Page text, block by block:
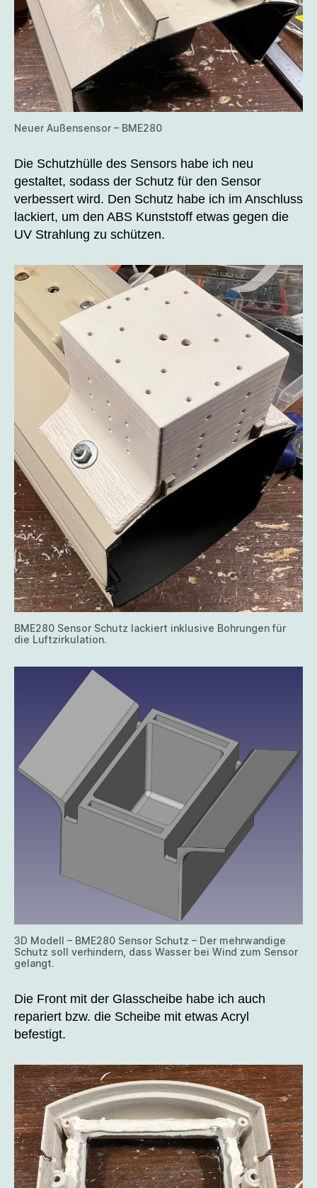
Neuer Außensensor – BME280
Die Schutzhülle des Sensors habe ich neu
gestaltet, sodass der Schutz für den Sensor
verbessert wird. Den Schutz habe ich im Anschluss
lackiert, um den ABS Kunststoff etwas gegen die
UV Strahlung zu schützen.
BME280 Sensor Schutz lackiert inklusive Bohrungen für
die Luftzirkulation.
3D Modell – BME280 Sensor Schutz – Der mehrwandige
Schutz soll verhindern, dass Wasser bei Wind zum Sensor
gelangt.
Die Front mit der Glasscheibe habe ich auch
repariert bzw. die Scheibe mit etwas Acryl
befestigt.